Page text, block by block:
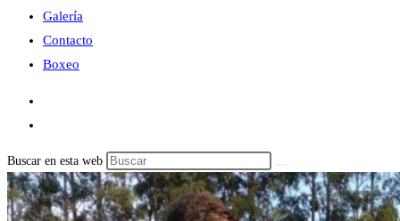
Galería
Contacto
Boxeo
Buscar en esta web